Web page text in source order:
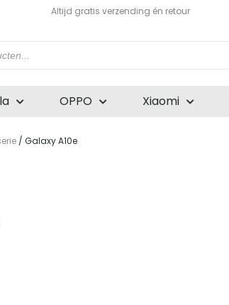
Altijd gratis verzending én retour
OPPO Xiaomi
/ Galaxy A10e